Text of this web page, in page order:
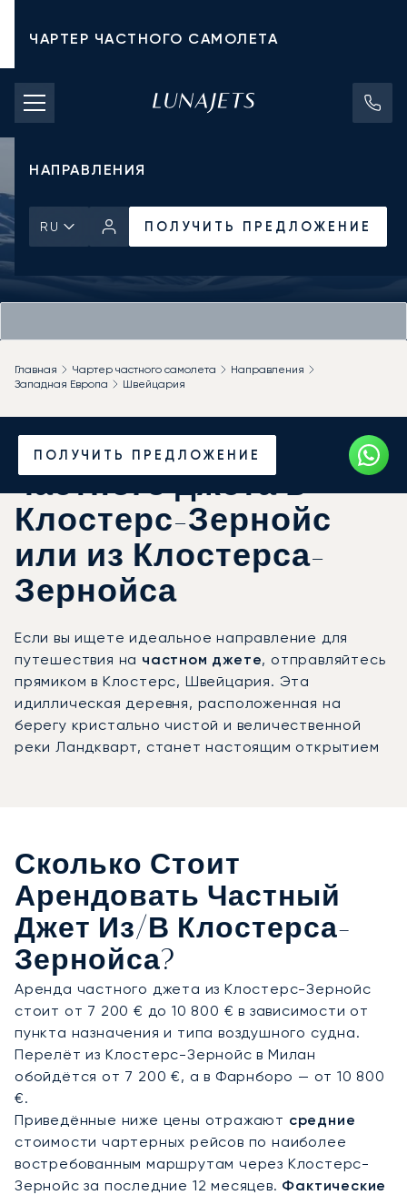
ЧАРТЕР ЧАСТНОГО САМОЛЕТА
СТОИМОСТЬ ЧАРТЕРА
ЧАСТНЫЕ САМОЛЕТЫ
НАПРАВЛЕНИЯ
RU ПОЛУЧИТЬ ПРЕДЛОЖЕНИЕ
ПОЛУЧИТЬ ПРЕДЛОЖЕНИЕ
Главная Чартер частного самолета
Направления
Западная Европа
Швейцария
Закажите аренду
частного джета в
Клостерс-Зернойс
или из Клостерса-
Зернойса
Если вы ищете идеальное направление для
путешествия на частном джете, отправляйтесь
прямиком в Клостерс, Швейцария. Эта
идиллическая деревня, расположенная на
берегу кристально чистой и величественной
реки Ландкварт, станет настоящим открытием
Сколько Стоит
Арендовать Частный
Джет Из/в Клостерса-
Зернойса?
Аренда частного джета из Клостерс-Зернойс
стоит от 7 200 € до 10 800 € в зависимости от
пункта назначения и типа воздушного судна.
Перелёт из Клостерс-Зернойс в Милан
обойдётся от 7 200 €, а в Фарнборо — от 10 800
€.
Приведённые ниже цены отражают средние
стоимости чартерных рейсов по наиболее
востребованным маршрутам через Клостерс-
Зернойс за последние 12 месяцев. Фактические